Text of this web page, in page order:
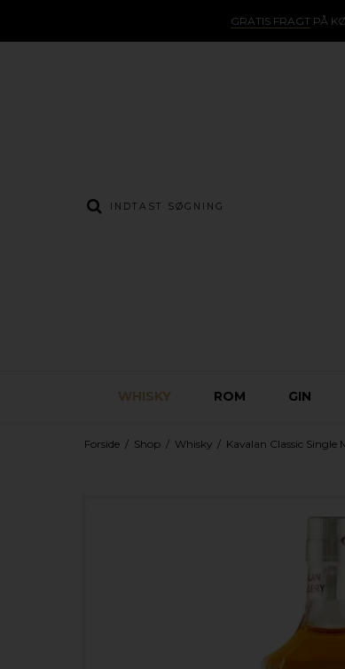
GRATIS FRAGTPÅ
WHISKY ROM GIN
Forside / Shop / Whisky / Kavalan Classic Single